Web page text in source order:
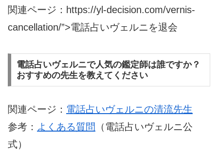
関連ページ：https://yl-decision.com/vernis-
cancellation/”>電話占いヴェルニを退会
電話占いヴェルニで人気の鑑定師は誰ですか？
おすすめの先生を教えてください
関連ページ： 電話占いヴェルニの清流先生
参考： よくある質問 （電話占いヴェルニ公
式）